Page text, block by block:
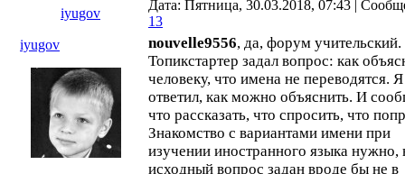
iyugov
Дата: Пятница, 30.03.2018, 07:43 |
13
iyugov
nouvelle9556, да, форум учительский.
Топикстартер задал вопрос: как
человеку, что имена не переводятся.
ответил, как можно объяснить. И
что рассказать, что спросить, что
Знакомство с вариантами имени при
изучении иностранного языка нужно,
исходный вопрос задан вроде бы не в